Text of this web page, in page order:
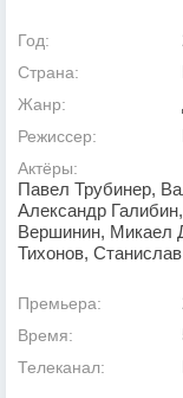
Год:
Страна:
Жанр:
Режиссер:
Актёры:
Павел Трубинер,
Александр
Вершинин, Микаел
Тихонов,
Премьера:
Время:
Телеканал: